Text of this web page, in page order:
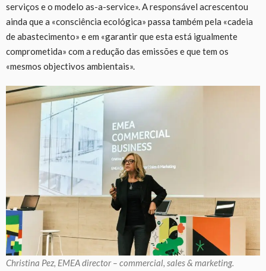
serviços e o modelo as-a-service». A responsável acrescentou
ainda que a «consciência ecológica» passa também pela «cadeia
de abastecimento» e em «garantir que esta está igualmente
comprometida» com a redução das emissões e que tem os
«mesmos objectivos ambientais».
Christina Pez, EMEA director – commercial, sales & marketing.